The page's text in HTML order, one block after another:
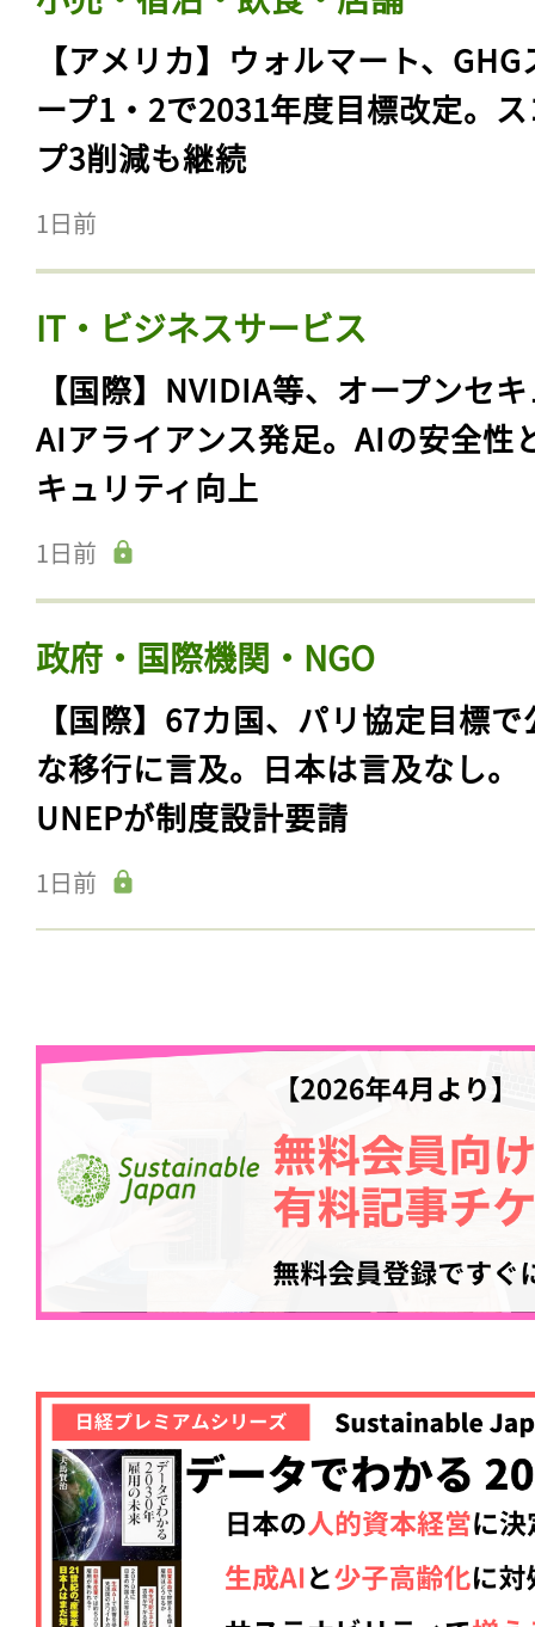
【アメリカ】ウォルマート、GHG
ープ1・2で2031年度目標改定。
プ3削減も継続
1日前
IT・ビジネスサービス
【国際】NVIDIA等、オープンセ
AIアライアンス発足。AIの安全性
キュリティ向上
1日前
政府・国際機関・NGO
【国際】67カ国、パリ協定目標で
な移行に言及。日本は言及なし。
UNEPが制度設計要請
1日前